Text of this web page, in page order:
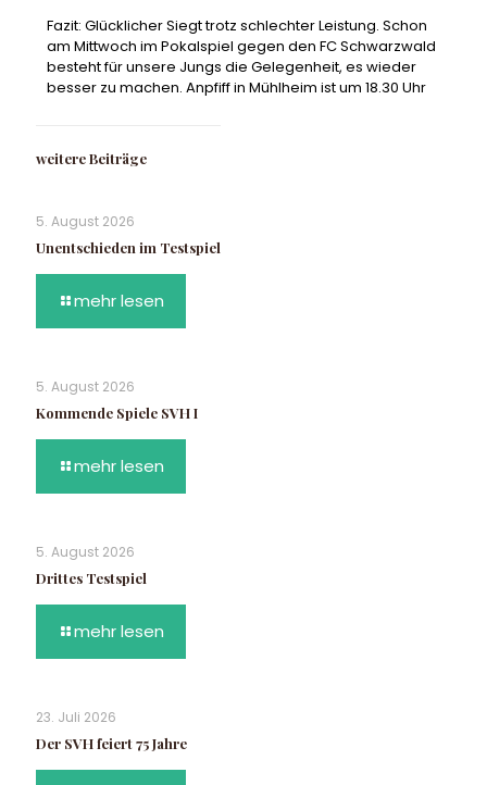
Fazit: Glücklicher Siegt trotz schlechter Leistung. Schon
am Mittwoch im Pokalspiel gegen den FC Schwarzwald
besteht für unsere Jungs die Gelegenheit, es wieder
besser zu machen. Anpfiff in Mühlheim ist um 18.30 Uhr
weitere Beiträge
5. August 2026
Unentschieden im Testspiel
mehr lesen
5. August 2026
Kommende Spiele SVH I
mehr lesen
5. August 2026
Drittes Testspiel
mehr lesen
23. Juli 2026
Der SVH feiert 75 Jahre